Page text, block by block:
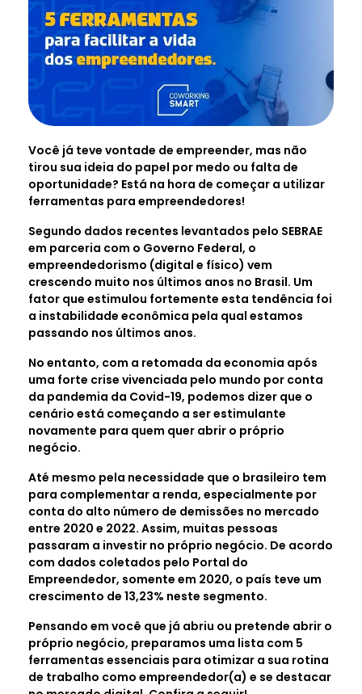
Você já teve vontade de empreender, mas não
tirou sua ideia do papel por medo ou falta de
oportunidade? Está na hora de começar a utilizar
ferramentas para empreendedores!
Segundo dados recentes levantados pelo SEBRAE
em parceria com o Governo Federal, o
empreendedorismo (digital e físico) vem
crescendo muito nos últimos anos no Brasil. Um
fator que estimulou fortemente esta tendência foi
a instabilidade econômica pela qual estamos
passando nos últimos anos.
No entanto, com a retomada da economia após
uma forte crise vivenciada pelo mundo por conta
da pandemia da Covid-19, podemos dizer que o
cenário está começando a ser estimulante
novamente para quem quer abrir o próprio
negócio.
Até mesmo pela necessidade que o brasileiro tem
para complementar a renda, especialmente por
conta do alto número de demissões no mercado
entre 2020 e 2022. Assim, muitas pessoas
passaram a investir no próprio negócio. De acordo
com dados coletados pelo Portal do
Empreendedor, somente em 2020, o país teve um
crescimento de 13,23% neste segmento.
Pensando em você que já abriu ou pretende abrir o
próprio negócio, preparamos uma lista com 5
ferramentas essenciais para otimizar a sua rotina
de trabalho como empreendedor(a) e se destacar